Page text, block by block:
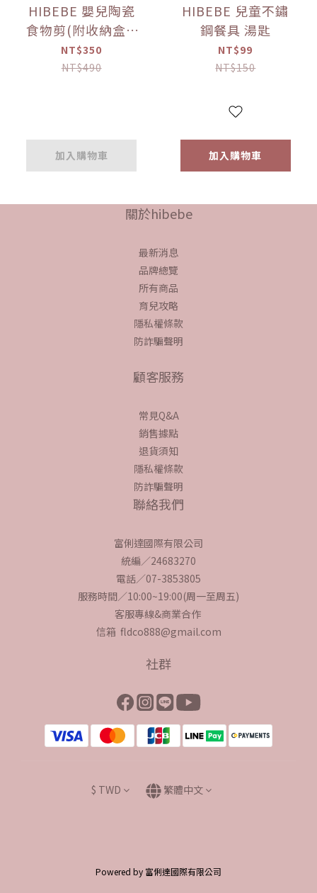
HIBEBE 嬰兒陶瓷
食物剪(附收納盒)-
綠
NT$350
NT$490
加入購物車
HIBEBE 兒童不鏽
鋼餐具 湯匙
NT$99
NT$150
加入購物車
關於hibebe
最新消息
品牌總覽
所有商品
育兒攻略
隱私權條款
防詐騙聲明
顧客服務
常見Q&A
銷售據點
退貨須知
隱私權條款
防詐騙聲明
聯絡我們
富俐達國際有限公司
統編／24683270
電話／07-3853805
服務時間／10:00~19:00(周一至周五)
客服專線&商業合作
信箱 fldco888@gmail.com
社群
$ TWD 繁體中文
Powered by 富俐達國際有限公司